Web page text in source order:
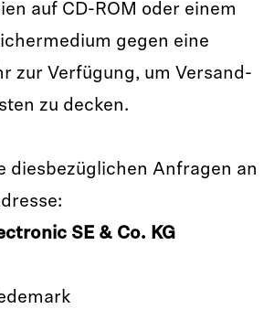
auf CD-ROM oder einem
gegen eine
zur Verfügung, um Versand-
zu decken.
diesbezüglichen Anfragen an
SE & Co. KG